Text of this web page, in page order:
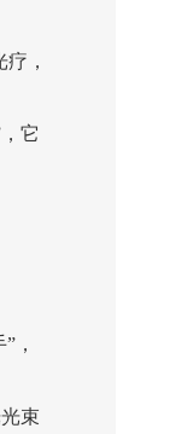
，
它
，
束